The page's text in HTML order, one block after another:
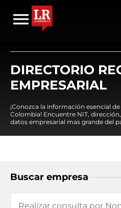
DIRECTORIO
EMPRESARIAL
¡Conozca la información esencial
Colombia! Encuentre NIT,
datos empresarial mas grande del
Buscar empresa